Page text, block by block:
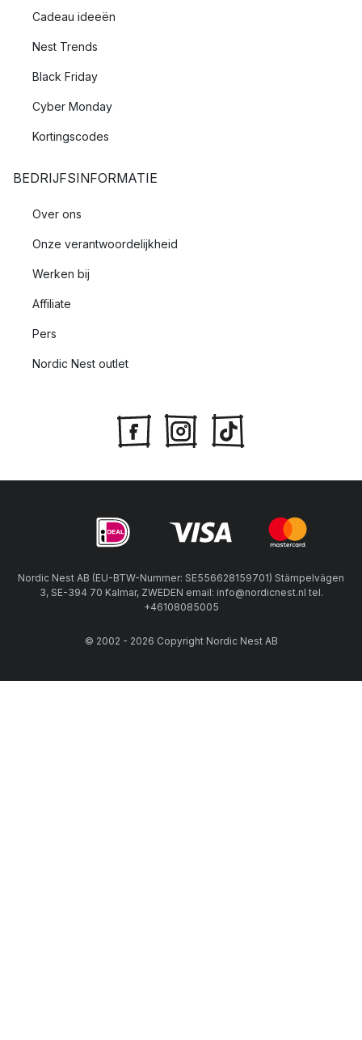
Cadeau ideeën
Nest Trends
Black Friday
Cyber Monday
Kortingscodes
BEDRIJFSINFORMATIE
Over ons
Onze verantwoordelijkheid
Werken bij
Affiliate
Pers
Nordic Nest outlet
Nordic Nest AB (EU-BTW-Nummer: SE556628159701) Stämpelvägen
3, SE-394 70 Kalmar, ZWEDEN email: info@nordicnest.nl tel.
+46108085005
© 2002 - 2026 Copyright Nordic Nest AB